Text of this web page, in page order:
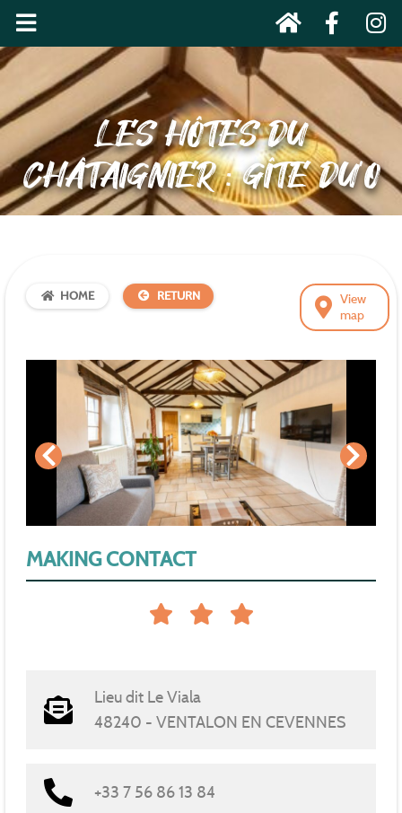
LES HÔTES DU
CHÂTAIGNIER : GÎTE DU’O
View
map
HOME RETURN
MAKING CONTACT
Lieu dit Le Viala
48240 - VENTALON EN CEVENNES
+33 7 56 86 13 84